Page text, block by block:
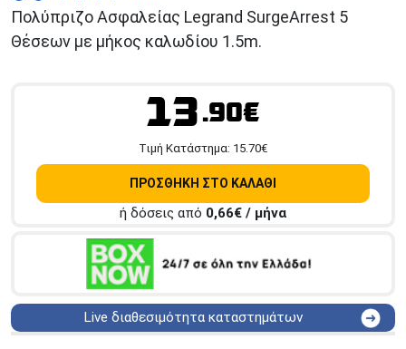
Πολύπριζο Ασφαλείας Legrand SurgeArrest 5
Θέσεων με μήκος καλωδίου 1.5m.
13.90€
Tιμή Κατάστημα: 15.70€
ΠΡΟΣΘΗΚΗ ΣΤΟ ΚΑΛΑΘΙ
ή δόσεις από 0,66€ / μήνα
Live διαθεσιμότητα καταστημάτων